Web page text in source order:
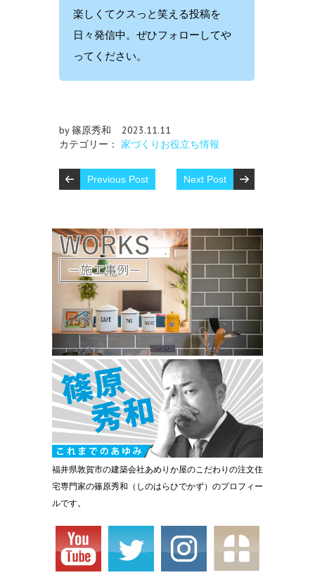
楽しくてクスっと笑える投稿を
日々発信中。ぜひフォローしてや
ってください。
by 篠原秀和
2023.11.11
カテゴリー： 家づくりお役立ち情報
Previous Post Next Post
福井県敦賀市の建築会社あめりか屋のこだわりの注文住
宅専門家の篠原秀和（しのはらひでかず）のプロフィー
ルです。